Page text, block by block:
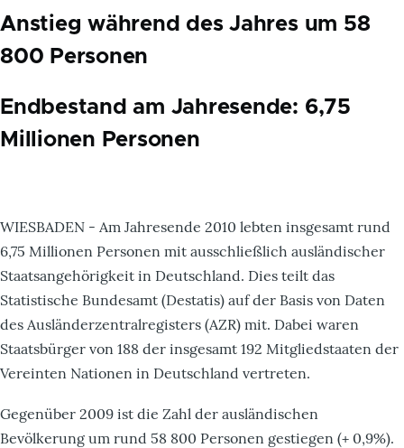
Anstieg während des Jahres um 58
800 Personen
Endbestand am Jahresende: 6,75
Millionen Personen
WIESBADEN - Am Jahresende 2010 lebten insgesamt rund
6,75 Millionen Personen mit ausschließlich ausländischer
Staatsangehörigkeit in Deutschland. Dies teilt das
Statistische Bundesamt (Destatis) auf der Basis von Daten
des Ausländerzentralregisters (AZR) mit. Dabei waren
Staatsbürger von 188 der insgesamt 192 Mitgliedstaaten der
Vereinten Nationen in Deutschland vertreten.
Gegenüber 2009 ist die Zahl der ausländischen
Bevölkerung um rund 58 800 Personen gestiegen (+ 0,9%).